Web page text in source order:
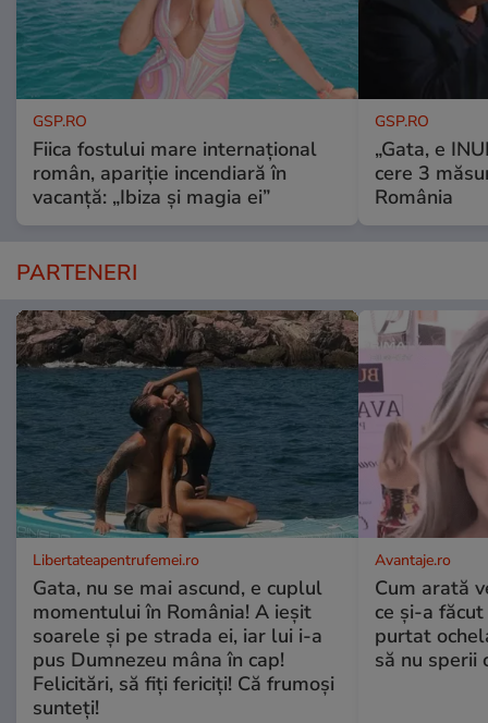
GSP.RO
Fiica fostului mare internațional
român, apariție incendiară în
vacanță: „Ibiza și magia ei”
GSP.RO
„Gata, e
cere 3
România
PARTENERI
Libertateapentrufemei.ro
Gata, nu se mai ascund, e cuplul
momentului în România! A ieșit
soarele și pe strada ei, iar lui i-a
pus Dumnezeu mâna în cap!
Felicitări, să fiți fericiți! Că frumoși
sunteți!
Avantaje.ro
Cum arată
ce și-a
purtat
să nu sperii